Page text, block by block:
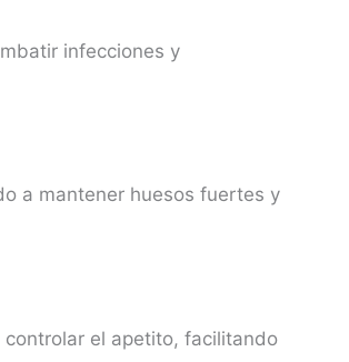
infecciones y
a mantener huesos fuertes y
el apetito, facilitando